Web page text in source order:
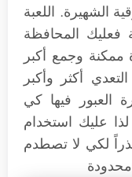
الشهيرة. اللعبة
فعليك المحافظة
وجمع أكبر
أكثر وأكبر
العبور فيها كي
عليك استخدام
لكي لا تصطدم